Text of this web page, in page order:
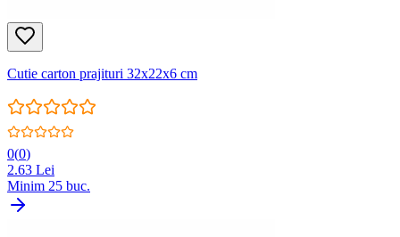
Cutie carton prajituri 32x22x6 cm
0(0)
2.63 Lei
Minim 25 buc.